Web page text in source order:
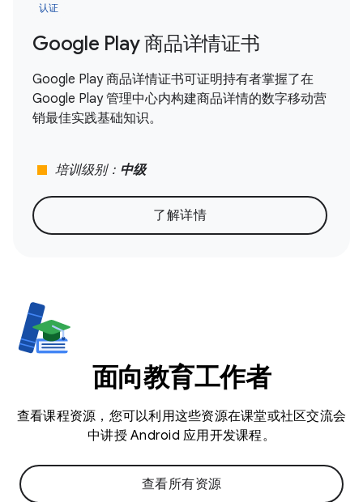
认证
Google Play 商品详情证书
Google Play 商品详情证书可证明持有者掌握了在
Google Play 管理中心内构建商品详情的数字移动营
销最佳实践基础知识。
stop 培训级别： 中级
了解详情
面向教育工作者
查看课程资源，您可以利用这些资源在课堂或社区交流会
中讲授 Android 应用开发课程。
查看所有资源